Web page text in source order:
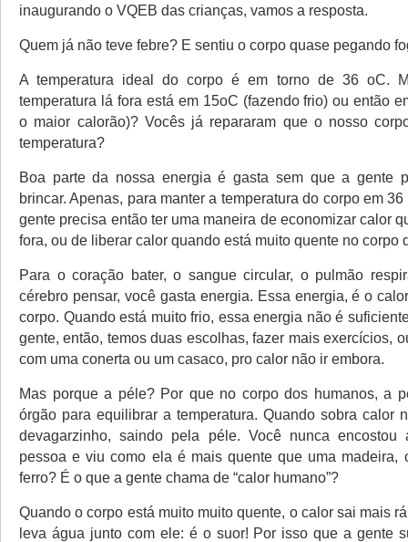
inaugurando o VQEB das crianças, vamos a resposta.
Quem já não teve febre? E sentiu o corpo quase pegando
A temperatura ideal do corpo é em torno de 36 oC.
temperatura lá fora está em 15oC (fazendo frio) ou então
o maior calorão)? Vocês já repararam que o nosso
temperatura?
Boa parte da nossa energia é gasta sem que a gente
brincar. Apenas, para manter a temperatura do corpo em
gente precisa então ter uma maneira de economizar calor
fora, ou de liberar calor quando está muito quente no corpo
Para o coração bater, o sangue circular, o pulmão
cérebro pensar, você gasta energia. Essa energia, é o
corpo. Quando está muito frio, essa energia não é
gente, então, temos duas escolhas, fazer mais exercícios,
com uma conerta ou um casaco, pro calor não ir embora.
Mas porque a péle? Por que no corpo dos humanos, a
órgão para equilibrar a temperatura. Quando sobra calor
devagarzinho, saindo pela péle. Você nunca
pessoa e viu como ela é mais quente que uma madeira,
ferro? É o que a gente chama de “calor humano”?
Quando o corpo está muito muito quente, o calor sai mais
leva água junto com ele: é o suor! Por isso que a gente